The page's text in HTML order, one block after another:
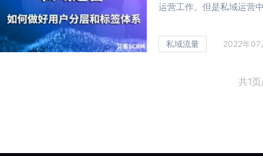
运营工作。但是私域运营
私域流量 2022年
共1